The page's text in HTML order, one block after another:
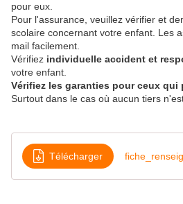
pour eux.
Pour l'assurance, veuillez vérifier et
scolaire concernant votre enfant. Les
mail facilement.
Vérifiez individuelle accident et
votre enfant.
Vérifiez les garanties pour ceux qui
Surtout dans le cas où aucun tiers
Télécharger